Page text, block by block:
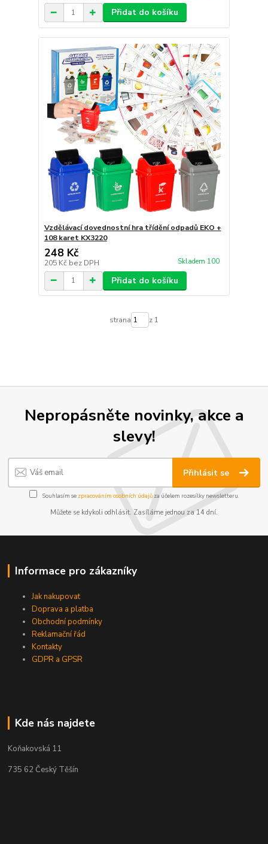
Přidat do košíku
Vzdělávací dovednostní hra třídění odpadů EKO +
108 karet KX3220
248 Kč
205 Kč bez DPH Skladem 100
Přidat do košíku
strana z 1
Nepropásněte novinky, akce a
slevy!
Přihlásit se
Souhlasím se zpracováním osobních údajůza účelem rozesílky newsletteru.
Můžete se kdykoli odhlásit. Zasíláme jednou za 14 dní.
Informace pro zákazníky
Jak nakupovat
Doprava a platba
Obchodní podmínky
Reklamační řád
Kontakty
GDPR a GPSR
Kde nás najdete
Koňakovská 11
735 62 Český Těšín